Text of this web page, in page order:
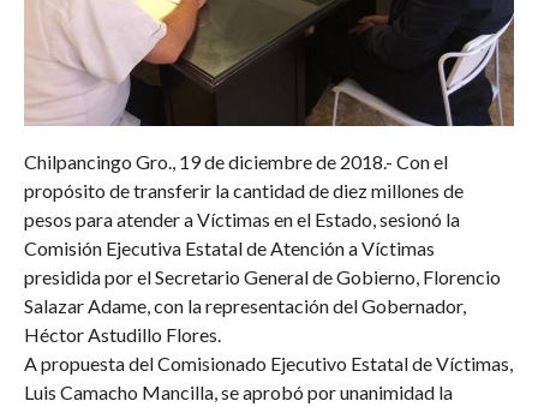
Chilpancingo Gro., 19 de diciembre de 2018.- Con el
propósito de transferir la cantidad de diez millones de
pesos para atender a Víctimas en el Estado, sesionó la
Comisión Ejecutiva Estatal de Atención a Víctimas
presidida por el Secretario General de Gobierno, Florencio
Salazar Adame, con la representación del Gobernador,
Héctor Astudillo Flores.
A propuesta del Comisionado Ejecutivo Estatal de Víctimas,
Luis Camacho Mancilla, se aprobó por unanimidad la